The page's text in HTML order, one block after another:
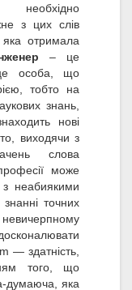
з цих слів
отримала
– це
особа, що
тобто на
знань,
нові
виходячи з
слова
може
неабиякими
точних
— здатність,
того, що
думаюча, яка